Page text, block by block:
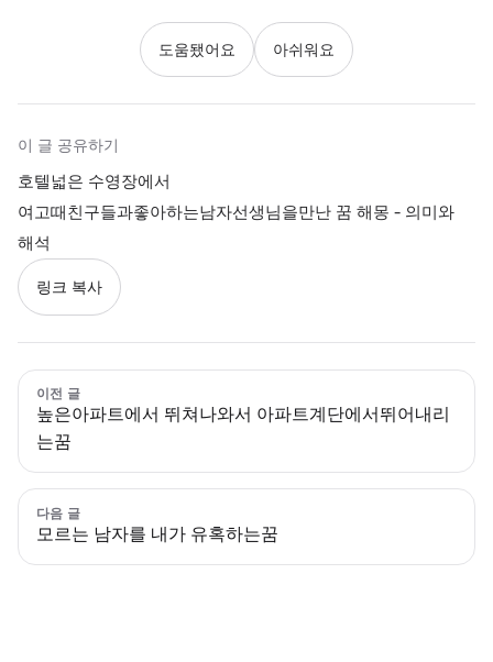
도움됐어요 아쉬워요
이 글 공유하기
호텔넓은 수영장에서
여고때친구들과좋아하는남자선생님을만난 꿈 해몽 - 의미와
해석
링크 복사
이전 글
높은아파트에서 뛰쳐나와서 아파트계단에서뛰어내리
는꿈
다음 글
모르는 남자를 내가 유혹하는꿈